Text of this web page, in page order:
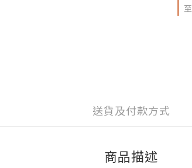
至
送貨及付款方式
商品描述